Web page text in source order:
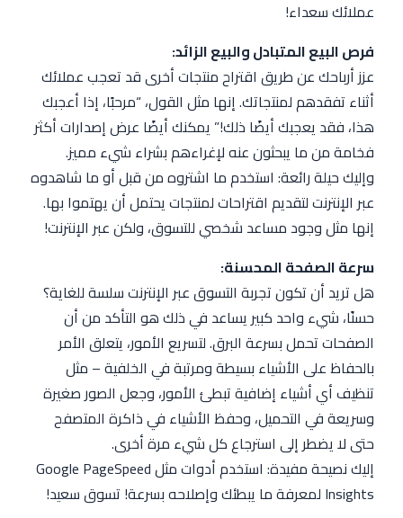
عملائك سعداء!
فرص البيع المتبادل والبيع الزائد:
عزز أرباحك عن طريق اقتراح منتجات أخرى قد تعجب عملائك
أثناء تفقدهم لمنتجاتك. إنها مثل القول، “مرحبًا، إذا أعجبك
هذا، فقد يعجبك أيضًا ذلك!” يمكنك أيضًا عرض إصدارات أكثر
فخامة من ما يبحثون عنه لإغراءهم بشراء شيء مميز.
وإليك حيلة رائعة: استخدم ما اشتروه من قبل أو ما شاهدوه
عبر الإنترنت لتقديم اقتراحات لمنتجات يحتمل أن يهتموا بها.
إنها مثل وجود مساعد شخصي للتسوق، ولكن عبر الإنترنت!
سرعة الصفحة المحسنة:
هل تريد أن تكون تجربة التسوق عبر الإنترنت سلسة للغاية؟
حسنًا، شيء واحد كبير يساعد في ذلك هو التأكد من أن
الصفحات تحمل بسرعة البرق. لتسريع الأمور، يتعلق الأمر
بالحفاظ على الأشياء بسيطة ومرتبة في الخلفية – مثل
تنظيف أي أشياء إضافية تبطئ الأمور، وجعل الصور صغيرة
وسريعة في التحميل، وحفظ الأشياء في ذاكرة المتصفح
حتى لا يضطر إلى استرجاع كل شيء مرة أخرى.
إليك نصيحة مفيدة: استخدم أدوات مثل Google PageSpeed
Insights لمعرفة ما يبطئك وإصلاحه بسرعة! تسوق سعيد!